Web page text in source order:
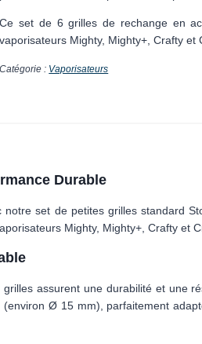
Ce set de 6 grilles de rechange en
vaporisateurs Mighty, Mighty+, Crafty et
Catégorie : Vaporisateurs
Durable
set de petites grilles standard
Mighty, Mighty+, Crafty et
assurent une durabilité et une
Ø 15 mm), parfaitement